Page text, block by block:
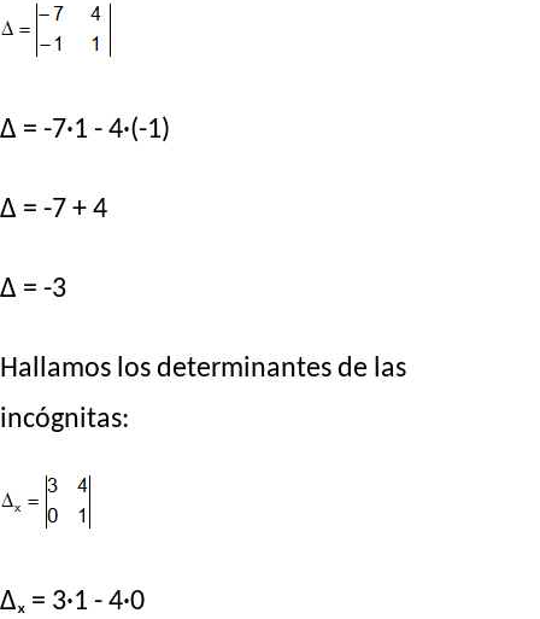
Δ = -7·1 - 4·(-1)
Δ = -7 + 4
Δ = -3
Hallamos los determinantes de las
incógnitas:
Δₓ = 3·1 - 4·0